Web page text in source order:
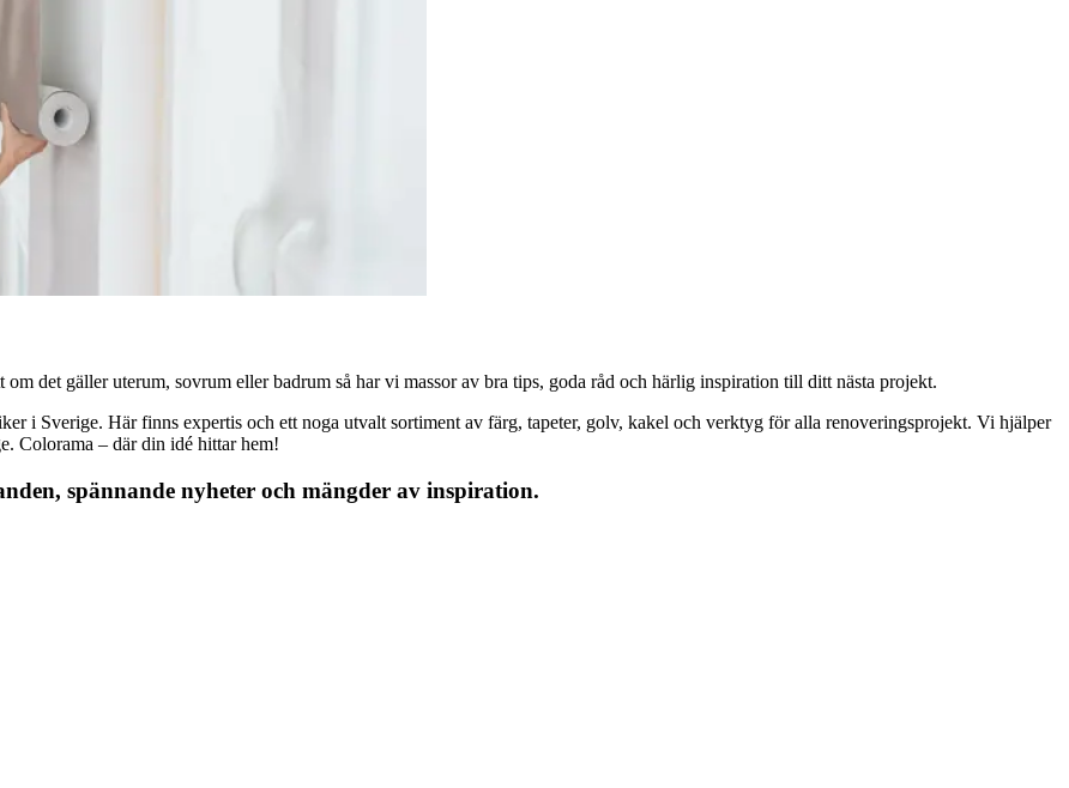
det gäller uterum, sovrum eller badrum så har vi massor av bra tips, goda råd och härlig inspiration till ditt nästa projekt.
i Sverige. Här finns expertis och ett noga utvalt sortiment av färg, tapeter, golv, kakel och verktyg för alla renoveringsprojekt. Vi hjälper
Colorama – där din idé hittar hem!
spännande nyheter och mängder av inspiration.